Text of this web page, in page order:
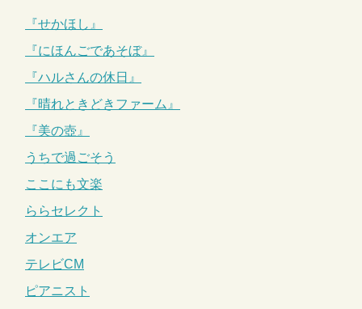
『せかほし』
『にほんごであそぼ』
『ハルさんの休日』
『晴れときどきファーム』
『美の壺』
うちで過ごそう
ここにも文楽
ららセレクト
オンエア
テレビCM
ピアニスト